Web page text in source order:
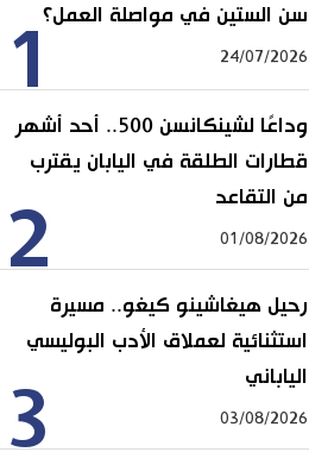
1سن الستين في مواصلة العمل؟
24/07/2026
2
وداعًا لشينكانسن 500.. أحد أشهر
قطارات الطلقة في اليابان يقترب
من التقاعد
01/08/2026
3
رحيل هيغاشينو كيغو.. مسيرة
استثنائية لعملاق الأدب البوليسي
الياباني
03/08/2026